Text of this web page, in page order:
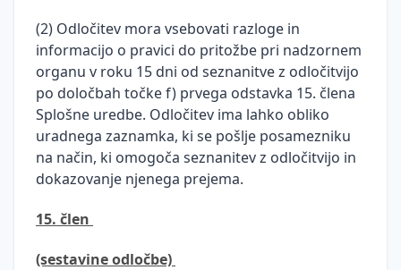
(2) Odločitev mora vsebovati razloge in
informacijo o pravici do pritožbe pri nadzornem
organu v roku 15 dni od seznanitve z odločitvijo
po določbah točke f) prvega odstavka 15. člena
Splošne uredbe. Odločitev ima lahko obliko
uradnega zaznamka, ki se pošlje posamezniku
na način, ki omogoča seznanitev z odločitvijo in
dokazovanje njenega prejema.
15. člen
(sestavine odločbe)